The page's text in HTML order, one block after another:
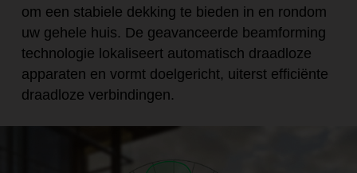
om een stabiele dekking te bieden in en rondom
uw gehele huis. De geavanceerde beamforming
technologie lokaliseert automatisch draadloze
apparaten en vormt doelgericht, uiterst efficiënte
draadloze verbindingen.